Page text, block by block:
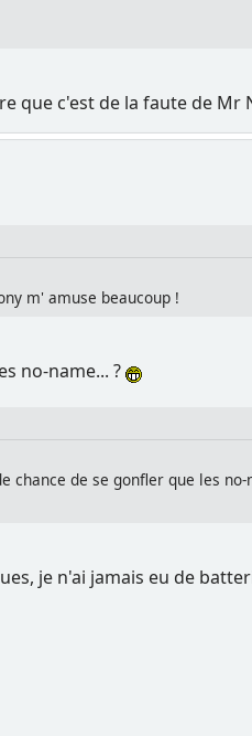
que c'est de la faute de Mr
m' amuse beaucoup !
no-name... ?
de se gonfler que les no-
je n'ai jamais eu de